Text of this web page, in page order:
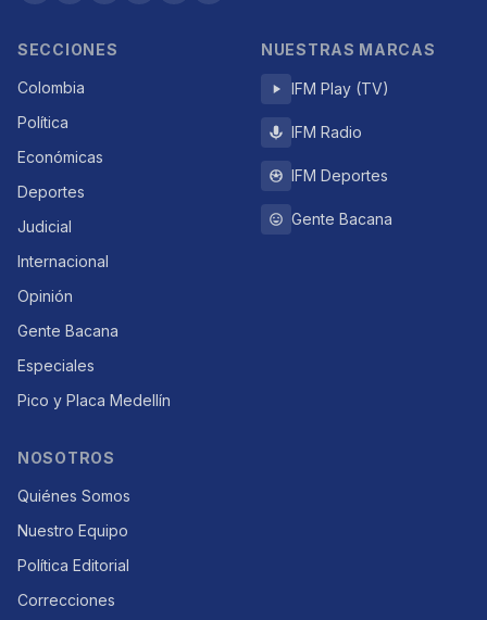
SECCIONES
Colombia
Política
Económicas
Deportes
Judicial
Internacional
Opinión
Gente Bacana
Especiales
Pico y Placa Medellín
NUESTRAS MARCAS
IFM Play (TV)
IFM Radio
IFM Deportes
Gente Bacana
NOSOTROS
Quiénes Somos
Nuestro Equipo
Política Editorial
Correcciones